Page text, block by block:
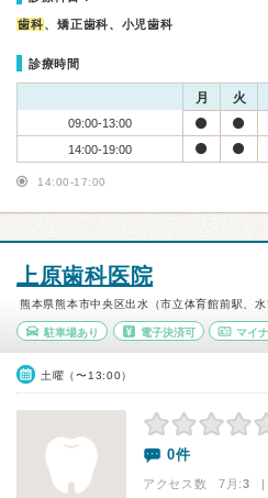
歯科、矯正歯科、小児歯科
診療時間
月 火
09:00-13:00
14:00-19:00
14:00-17:00
上原歯科医院
熊本県熊本市中央区出水（市立体育館前駅、水
駐車場あり 電子決済可 マイ
土曜（〜13:00）
0件
アクセス数 7月:3 |